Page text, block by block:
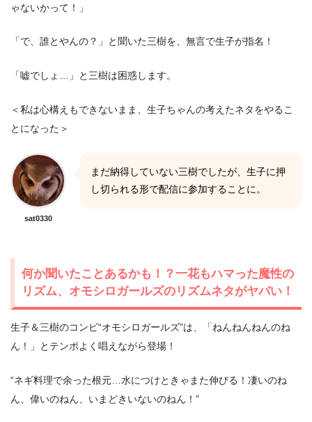
ゃないかって！」
「で、誰とやんの？」と聞いた三樹を、無言で生子が指名！
「嘘でしょ…」と三樹は困惑します。
＜私は心構えもできないまま、生子ちゃんの考えたネタをやるこ
とになった＞
sat0330
まだ納得していない三樹でしたが、生子に押
し切られる形で配信に参加することに。
何か聞いたことあるかも！？一花もハマった魔性の
リズム、オモシロガールズのリズムネタがヤバい！
生子＆三樹のコンビ“オモシロガールズ”は、「ねんねんねんのね
ん！」とテンポよく唱えながら登場！
“ネギ料理で余った根元…水につけときゃまた伸びる！凄いのね
ん、偉いのねん、いまどきいないのねん！”